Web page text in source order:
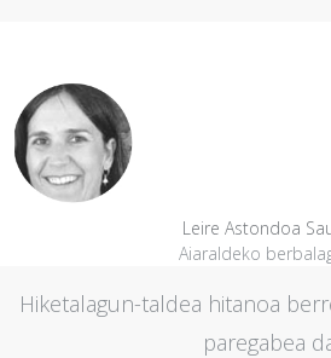
Leire Astondoa
Aiaraldeko
Hiketalagun-taldea hitanoa
paregabea